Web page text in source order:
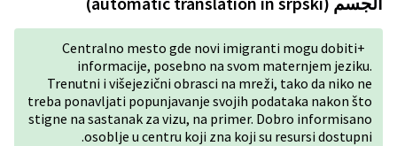
Centralno mesto gde
informacije,
Trenutni i višejezični
treba ponavljati
stigne na sastanak za vizu,
osoblje u centru